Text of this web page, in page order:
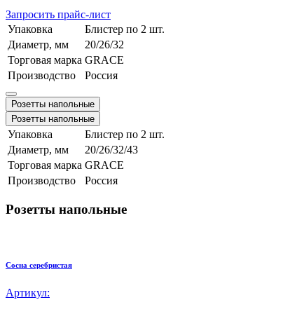
Запросить прайс-лист
Упаковка
Блистер по 2 шт.
Диаметр, мм
20/26/32
Торговая марка GRACE
Производство
Россия
Розетты напольные
Розетты напольные
Упаковка
Блистер по 2 шт.
Диаметр, мм
20/26/32/43
Торговая марка GRACE
Производство
Россия
Розетты напольные
Сосна серебристая
Артикул: